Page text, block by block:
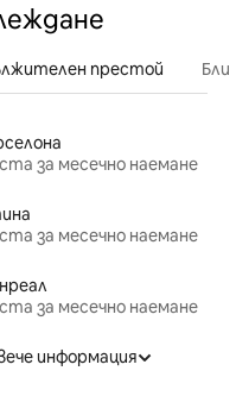
престой
за месечно наемане
за месечно наемане
за месечно наемане
информация